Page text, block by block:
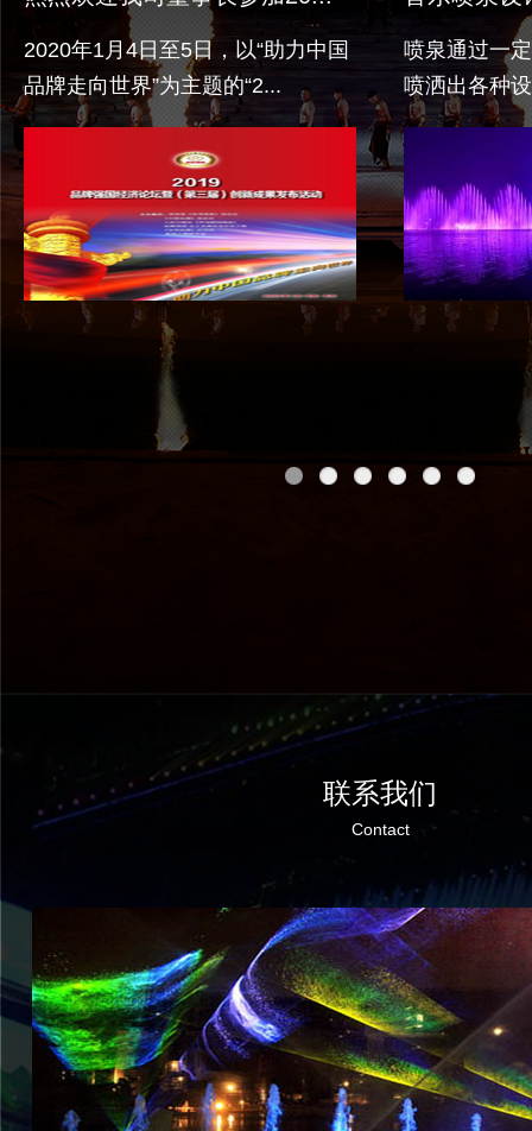
2020年1月4日至5日，以“助力中国
品牌走向世界”为主题的“2...
喷泉通过一
喷洒出各种
类...
联系我们
Contact